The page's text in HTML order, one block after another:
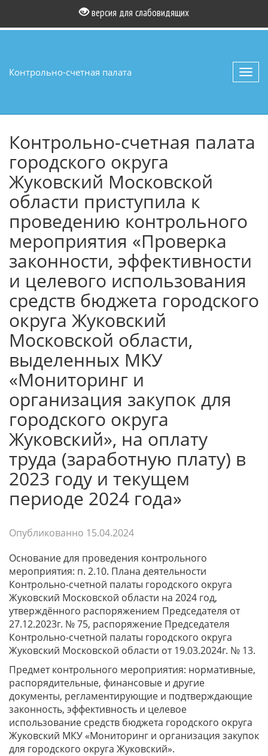
версия для слабовидящих
Контрольно-счетная палата
Контрольно-счетная палата
городского округа
Жуковский Московской
области приступила к
проведению контрольного
мероприятия «Проверка
законности, эффективности
и целевого использования
средств бюджета городского
округа Жуковский
Московской области,
выделенных МКУ
«Мониторинг и
организация закупок для
городского округа
Жуковский», на оплату
труда (заработную плату) в
2023 году и текущем
периоде 2024 года»
Опубликованно 15.04.2024
Основание для проведения контрольного
мероприятия: п. 2.10. Плана деятельности
Контрольно-счетной палаты городского округа
Жуковский Московской области на 2024 год,
утверждённого распоряжением Председателя от
27.12.2023г. № 75, распоряжение Председателя
Контрольно-счетной палаты городского округа
Жуковский Московской области от 19.03.2024г. № 13.
Предмет контрольного мероприятия: нормативные,
распорядительные, финансовые и другие
документы, регламентирующие и подтверждающие
законность, эффективность и целевое
использование средств бюджета городского округа
Жуковский МКУ «Мониторинг и организация закупок
для городского округа Жуковский».